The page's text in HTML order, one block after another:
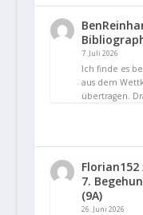
7. Juli 2026
Ich finde es
aus dem
übertragen.
Florian152
7.
(9A)
26. Juni 2026